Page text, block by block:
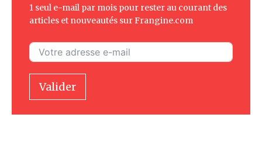
1 seul e-mail par mois pour rester au courant des
articles et nouveautés sur Frangine.com
Valider